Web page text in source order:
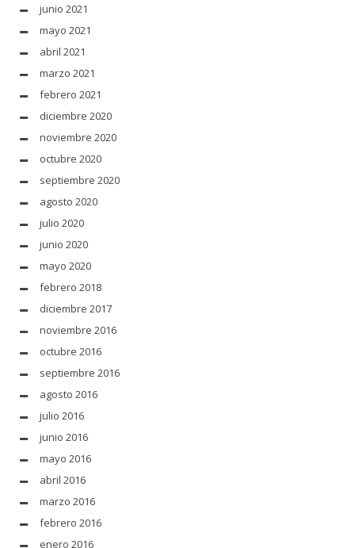
junio 2021
mayo 2021
abril 2021
marzo 2021
febrero 2021
diciembre 2020
noviembre 2020
octubre 2020
septiembre 2020
agosto 2020
julio 2020
junio 2020
mayo 2020
febrero 2018
diciembre 2017
noviembre 2016
octubre 2016
septiembre 2016
agosto 2016
julio 2016
junio 2016
mayo 2016
abril 2016
marzo 2016
febrero 2016
enero 2016